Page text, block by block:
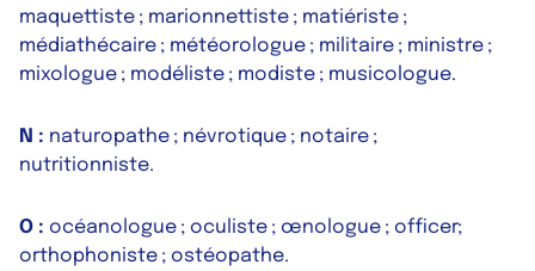
maquettiste ; marionnettiste ; matiériste ;
médiathécaire ; météorologue ; militaire ; ministre ;
mixologue ; modéliste ; modiste ; musicologue.
N : naturopathe ; névrotique ; notaire ;
nutritionniste.
O : océanologue ; oculiste ; œnologue ; officer;
orthophoniste ; ostéopathe.